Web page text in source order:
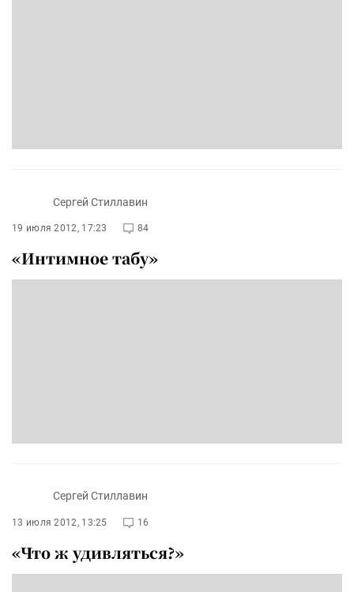
Сергей Стиллавин
19 июля 2012, 17:23 84
«Интимное табу»
Сергей Стиллавин
13 июля 2012, 13:25 16
«Что ж удивляться?»